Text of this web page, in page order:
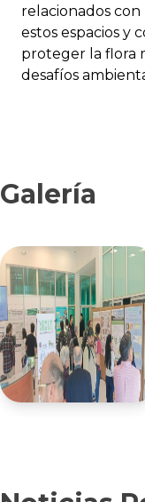
relacionados
estos espacios y
proteger la flora
desafíos
Galería